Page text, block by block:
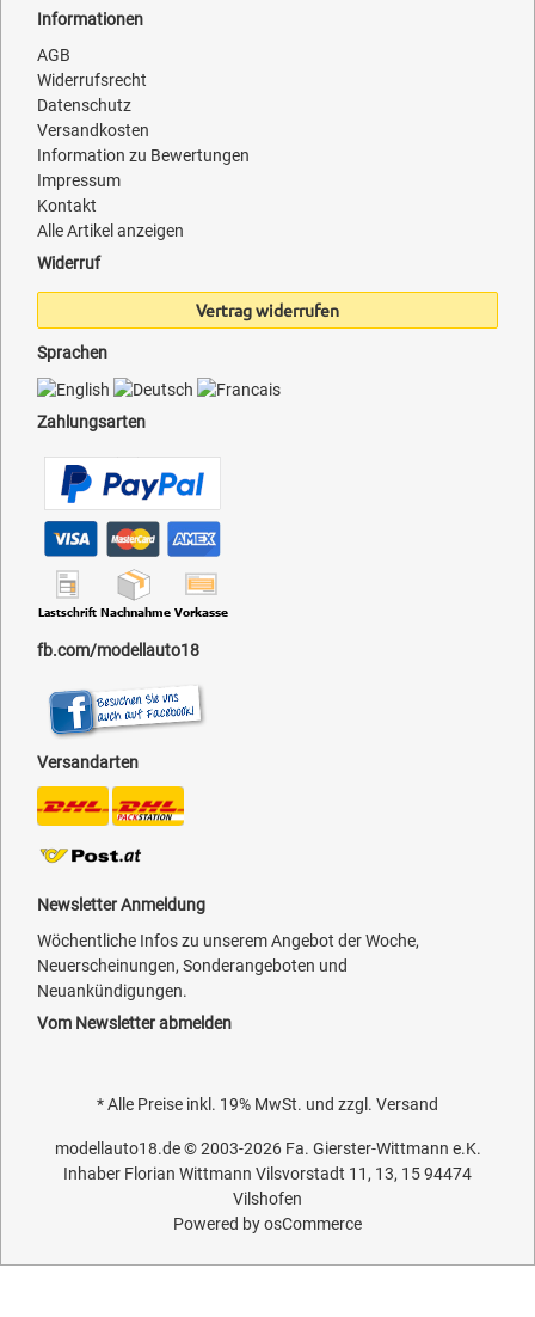
Informationen
AGB
Widerrufsrecht
Datenschutz
Versandkosten
Information zu Bewertungen
Impressum
Kontakt
Alle Artikel anzeigen
Widerruf
Vertrag widerrufen
Sprachen
Zahlungsarten
fb.com/modellauto18
Versandarten
Newsletter Anmeldung
Wöchentliche Infos zu unserem Angebot der Woche,
Neuerscheinungen, Sonderangeboten und
Neuankündigungen.
Vom Newsletter abmelden
* Alle Preise inkl. 19% MwSt. und zzgl. Versand
modellauto18.de© 2003-2026 Fa. Gierster-Wittmann e.K.
Inhaber Florian Wittmann Vilsvorstadt 11, 13, 15 94474
Vilshofen
Powered byosCommerce